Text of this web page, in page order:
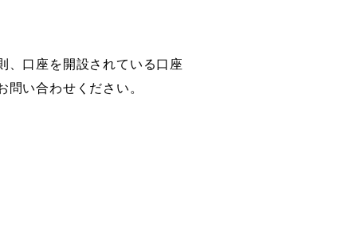
、口座を開設されている口座
い合わせください。